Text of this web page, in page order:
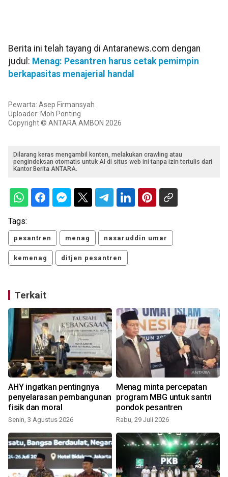
Berita ini telah tayang di Antaranews.com dengan
judul: Menag: Pesantren harus cetak pemimpin
berkapasitas menajerial handal
Pewarta: Asep Firmansyah
Uploader: Moh Ponting
Copyright © ANTARA AMBON 2026
Dilarang keras mengambil konten, melakukan crawling atau
pengindeksan otomatis untuk AI di situs web ini tanpa izin tertulis dari
Kantor Berita ANTARA.
Tags:
pesantren menag nasaruddin umar
kemenag ditjen pesantren
Terkait
AHY ingatkan pentingnya
penyelarasan pembangunan
fisik dan moral
Senin, 3 Agustus 2026
Menag minta percepatan
program MBG untuk santri
pondok pesantren
Rabu, 29 Juli 2026